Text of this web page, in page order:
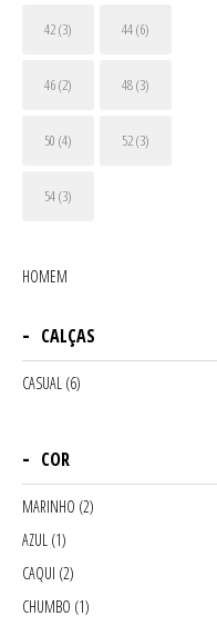
HOMEM
CALÇAS
CASUAL (6)
COR
MARINHO (2)
AZUL (1)
CAQUI (2)
CHUMBO (1)
42 (3) 44 (6)
46 (2) 48 (3)
50 (4) 52 (3)
54 (3)